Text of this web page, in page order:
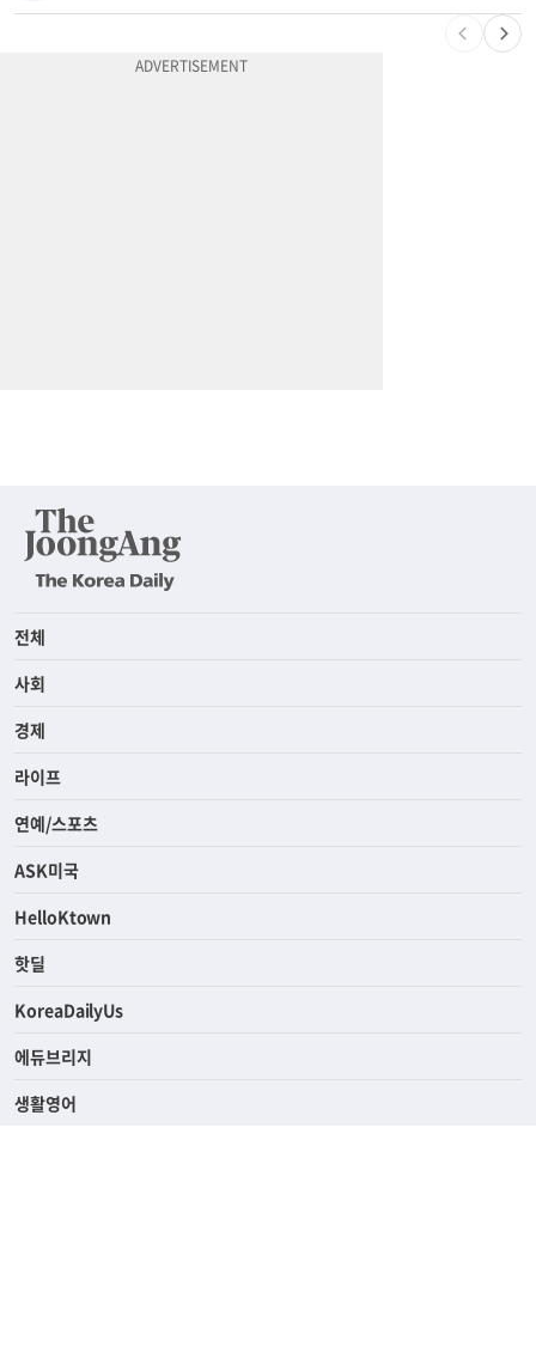
전체
사회
경제
라이프
연예/스포츠
ASK미국
HelloKtown
핫딜
KoreaDailyUs
에듀브리지
생활영어